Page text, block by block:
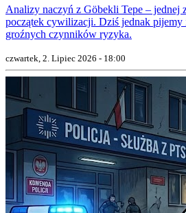
Analizy naczyń z Göbekli Tepe – jednej
początek cywilizacji. Dziś jednak pijemy
groźnych czynników ryzyka.
czwartek, 2. Lipiec 2026 - 18:00